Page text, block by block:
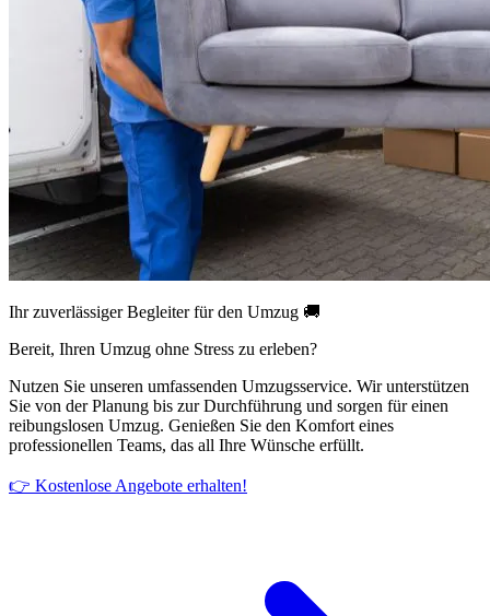
Ihr zuverlässiger Begleiter für den Umzug 🚚
Bereit, Ihren Umzug ohne Stress zu erleben?
Nutzen Sie unseren umfassenden Umzugsservice. Wir unterstützen
Sie von der Planung bis zur Durchführung und sorgen für einen
reibungslosen Umzug. Genießen Sie den Komfort eines
professionellen Teams, das all Ihre Wünsche erfüllt.
👉 Kostenlose Angebote erhalten!